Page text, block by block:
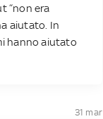
“non era
aiutato. In
hanno aiutato
31 mar